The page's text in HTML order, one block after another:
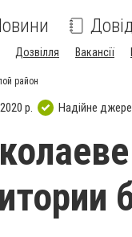
Дозвілля Вакансії
район
р. Надійне